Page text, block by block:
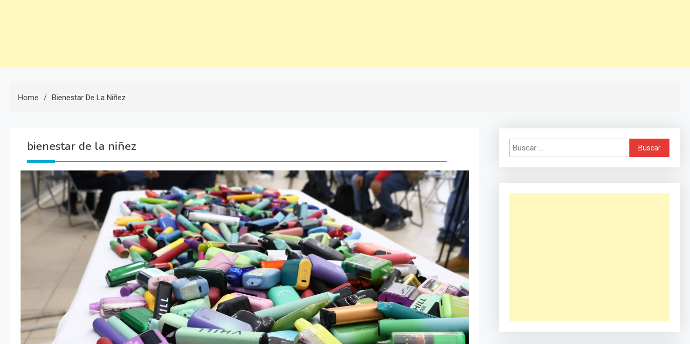
Home Bienestar De La Niñez
bienestar de la niñez Buscar: